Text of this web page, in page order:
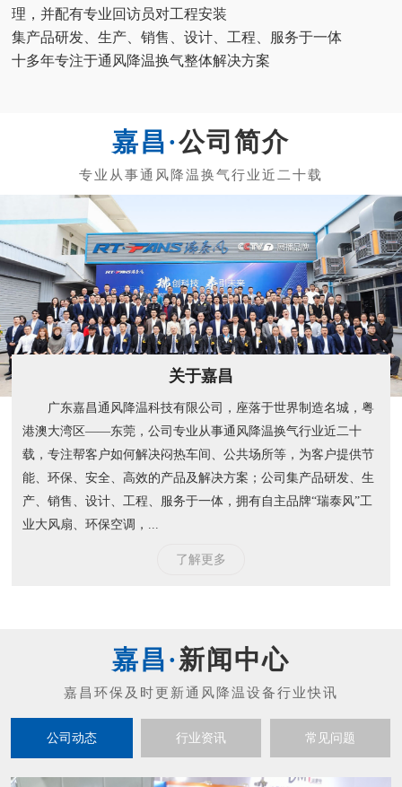
理，并配有专业回访员对工程安装
集产品研发、生产、销售、设计、工程、服务于一体
十多年专注于通风降温换气整体解决方案
公司简介
关于嘉昌
广东嘉昌通风降温科技有限公司，座落于世界制造名城，粤
港澳大湾区——东莞，公司专业从事通风降温换气行业近二十
载，专注帮客户如何解决闷热车间、公共场所等，为客户提供节
能、环保、安全、高效的产品及解决方案；公司集产品研发、生
产、销售、设计、工程、服务于一体，拥有自主品牌“瑞泰风”工
业大风扇、环保空调，...
了解更多
新闻中心
公司动态 行业资讯 常见问题